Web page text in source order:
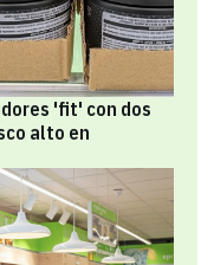
'fit' con dos
alto en